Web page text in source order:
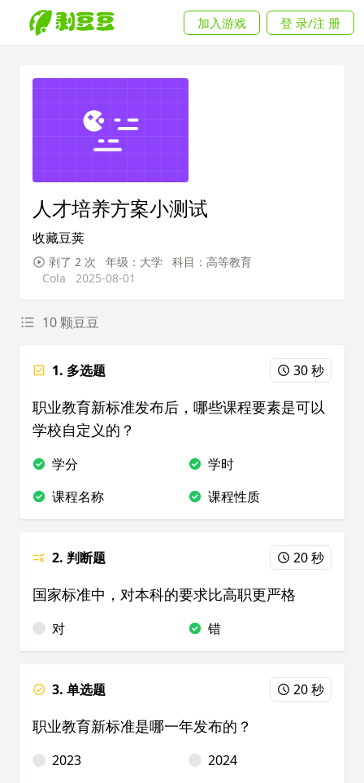
加入游戏 登 录/注 册
人才培养方案小测试
收藏豆荚
剥了 2 次 年级：大学
科目：高等教育
Cola
2025-08-01
10 颗豆豆
1. 多选题 30 秒
职业教育新标准发布后，哪些课程要素是可以
学校自定义的？
学分
学时
课程名称
课程性质
2. 判断题 20 秒
国家标准中，对本科的要求比高职更严格
对 错
3. 单选题 20 秒
职业教育新标准是哪一年发布的？
2023
2024